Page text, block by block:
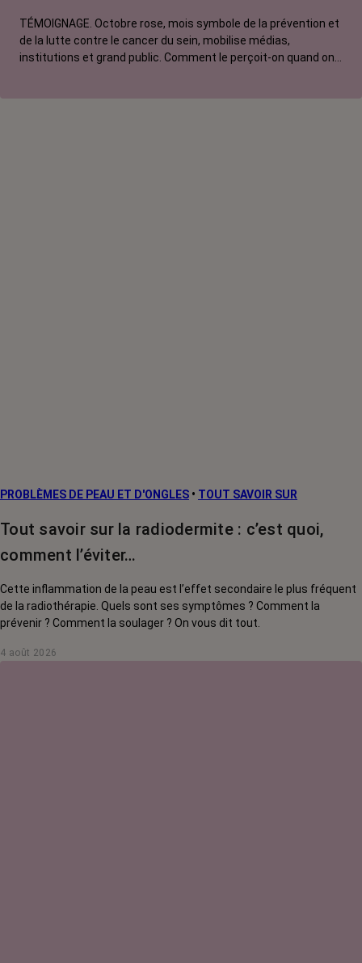
TÉMOIGNAGE. Octobre rose, mois symbole de la prévention et
de la lutte contre le cancer du sein, mobilise médias,
institutions et grand public. Comment le perçoit-on quand on
PROBLÈMES DE PEAU ET D'ONGLES • TOUT SAVOIR SUR
Tout savoir sur la radiodermite : c’est quoi,
comment l’éviter…
Cette inflammation de la peau est l’effet secondaire le plus fréquent
de la radiothérapie. Quels sont ses symptômes ? Comment la
prévenir ? Comment la soulager ? On vous dit tout.
4 août 2026